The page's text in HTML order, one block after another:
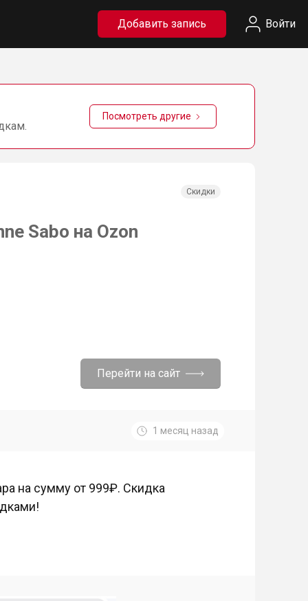
Добавить запись Войти
Посмотреть другие
Скидки
Sabo на Ozon
Перейти на сайт
1 месяц назад
на сумму от 999₽. Скидка